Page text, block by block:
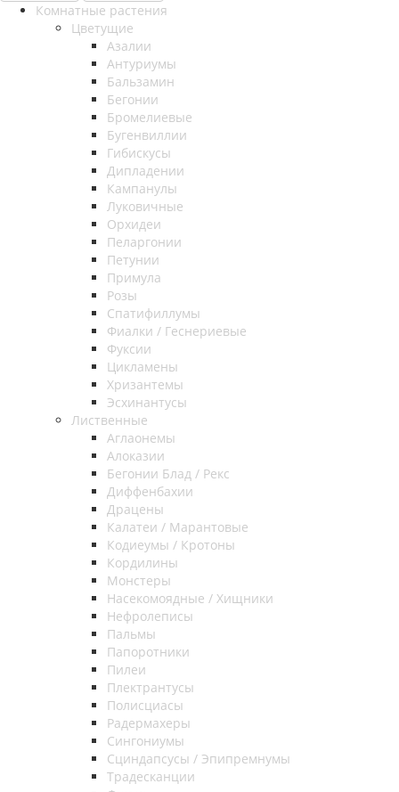
Комнатные растения
Цветущие
Азалии
Антуриумы
Бальзамин
Бегонии
Бромелиевые
Бугенвиллии
Гибискусы
Дипладении
Кампанулы
Луковичные
Орхидеи
Пеларгонии
Петунии
Примула
Розы
Спатифиллумы
Фиалки / Геснериевые
Фуксии
Цикламены
Хризантемы
Эсхинантусы
Лиственные
Аглаонемы
Алоказии
Бегонии Блад / Рекс
Диффенбахии
Драцены
Калатеи / Марантовые
Кодиеумы / Кротоны
Кордилины
Монстеры
Насекомоядные / Хищники
Нефролеписы
Пальмы
Папоротники
Пилеи
Плектрантусы
Полисциасы
Радермахеры
Сингониумы
Сциндапсусы / Эпипремнумы
Традесканции